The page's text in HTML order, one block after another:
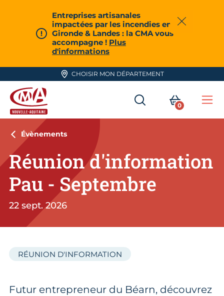
Entreprises artisanales
impactées par les incendies en
Gironde & Landes : la CMA vous
accompagne ! Plus
d'informations
Fermer
CHOISIR MON DÉPARTEMENT
CMA Nouvelle-Aquitaine
RECHERCHER
MON
0
Évènements
Réunion d'information
Pau - Septembre
22 sept. 2026
RÉUNION D'INFORMATION
Futur entrepreneur du Béarn, découvrez